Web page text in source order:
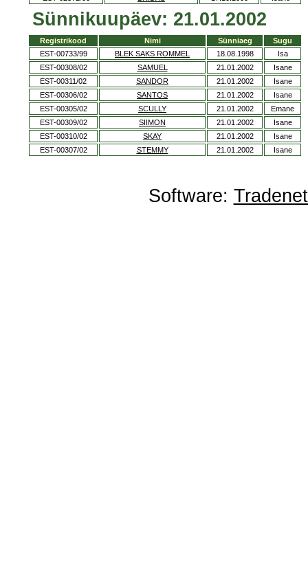
Sünnikuupäev: 21.01.2002
Registrikood Nimi Sünniaeg
Sugu
EST-00733/99
BLEK SAKS ROMMEL 18.08.1998
Isa
EST-00308/02
SAMUEL 21.01.2002
Isane
EST-00311/02
SANDOR 21.01.2002
Isane
EST-00306/02
SANTOS 21.01.2002
Isane
EST-00305/02
SCULLY 21.01.2002
Emane
EST-00309/02
SIIMON 21.01.2002
Isane
EST-00310/02
SKAY 21.01.2002
Isane
EST-00307/02
STEMMY 21.01.2002 Isane
Software: